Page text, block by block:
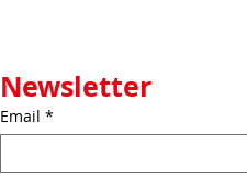
Newsletter
Email *